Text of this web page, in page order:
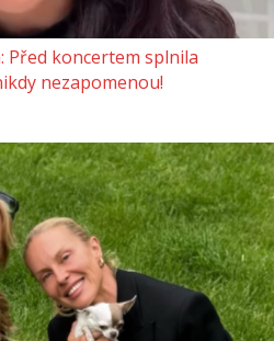
Před koncertem splnila
nezapomenou!